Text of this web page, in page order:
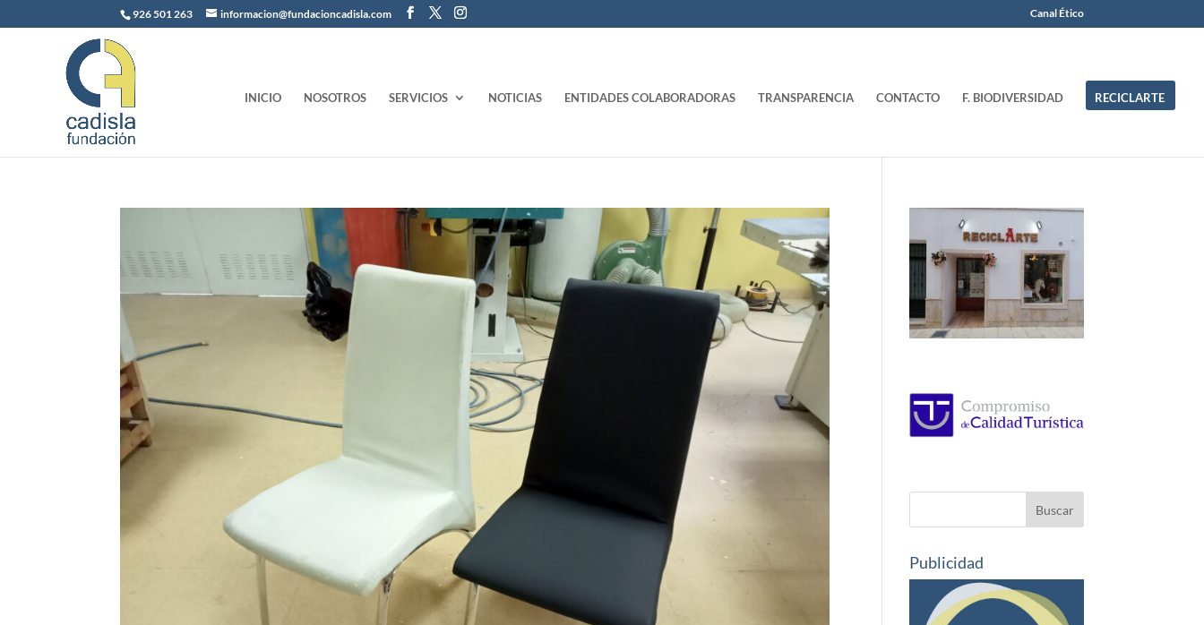
926 501 263 informacion@fundacioncadisla.com Canal Ético
INICIO NOSOTROS SERVICIOS NOTICIAS ENTIDADES COLABORADORAS TRANSPARENCIA CONTACTO F. BIODIVERSIDAD RECICLARTE
Publicidad